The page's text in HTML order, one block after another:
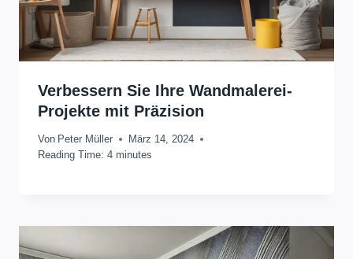
Verbessern Sie Ihre Wandmalerei-
Projekte mit Präzision
Von Peter Müller
März 14, 2024
Reading Time: 4 minutes